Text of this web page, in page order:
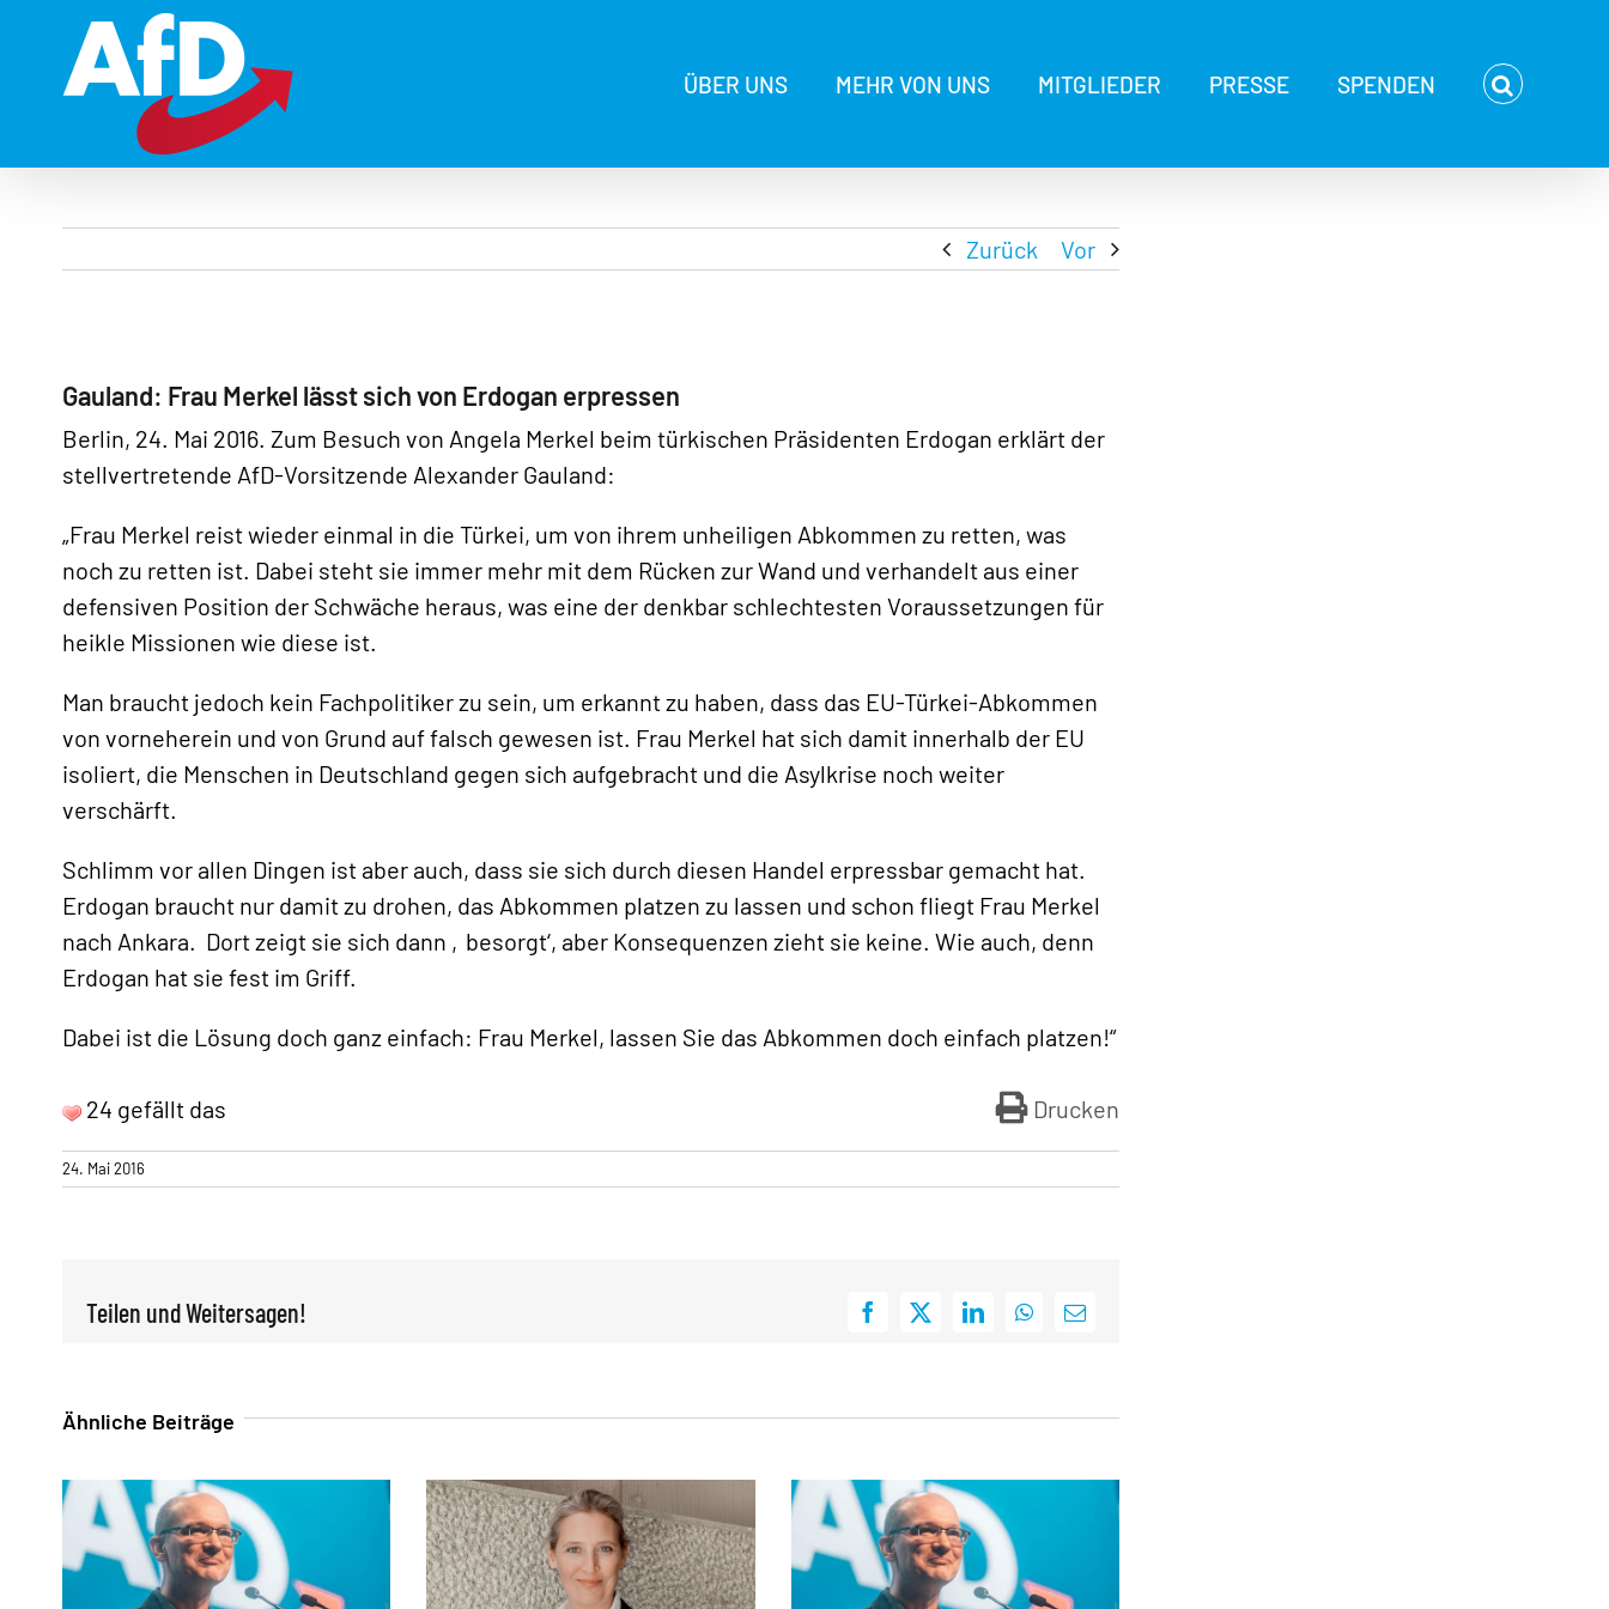
«
springen
ÜBER UNS MEHR VON UNS MITGLIEDER PRESSE SPENDEN
Zurück Vor
Gauland: Frau Merkel lässt sich von Erdogan erpressen
Berlin, 24. Mai 2016. Zum Besuch von Angela Merkel beim türkischen Präsidenten Erdogan erklärt der
stellvertretende AfD-Vorsitzende Alexander Gauland:
„Frau Merkel reist wieder einmal in die Türkei, um von ihrem unheiligen Abkommen zu retten, was
noch zu retten ist. Dabei steht sie immer mehr mit dem Rücken zur Wand und verhandelt aus einer
defensiven Position der Schwäche heraus, was eine der denkbar schlechtesten Voraussetzungen für
heikle Missionen wie diese ist.
Man braucht jedoch kein Fachpolitiker zu sein, um erkannt zu haben, dass das EU-Türkei-Abkommen
von vorneherein und von Grund auf falsch gewesen ist. Frau Merkel hat sich damit innerhalb der EU
isoliert, die Menschen in Deutschland gegen sich aufgebracht und die Asylkrise noch weiter
verschärft.
Schlimm vor allen Dingen ist aber auch, dass sie sich durch diesen Handel erpressbar gemacht hat.
Erdogan braucht nur damit zu drohen, das Abkommen platzen zu lassen und schon fliegt Frau Merkel
nach Ankara. Dort zeigt sie sich dann ‚besorgt‘, aber Konsequenzen zieht sie keine. Wie auch, denn
Erdogan hat sie fest im Griff.
Dabei ist die Lösung doch ganz einfach: Frau Merkel, lassen Sie das Abkommen doch einfach platzen!“
Drucken
24 gefällt das
24. Mai 2016
Teilen und Weitersagen! Facebook
X LinkedInWhatsApp
E-
Ähnliche Beiträge